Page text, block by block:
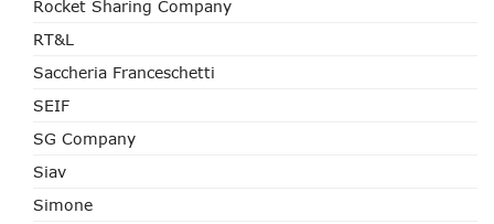
Rocket Sharing Company
RT&L
Saccheria Franceschetti
SEIF
SG Company
Siav
Simone